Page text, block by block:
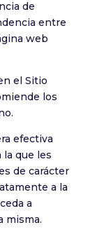
de
entre
web
el Sitio
los
efectiva
la que les
de carácter
a la
a
misma.